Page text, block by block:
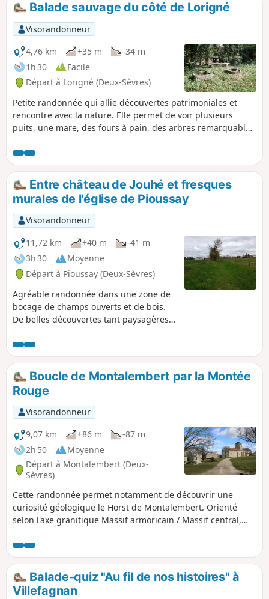
p
Balade sauvage du côté de Lorigné
Visorandonneur
4,76 km
+35 m
-34 m
1h 30
Facile
Départ à Lorigné (Deux-Sèvres)
Petite randonnée qui allie découvertes patrimoniales et
rencontre avec la nature. Elle permet de voir plusieurs
puits, une mare, des fours à pain, des arbres remarquables
Entre château de Jouhé et fresques
murales de l'église de Pioussay
Visorandonneur
11,72 km
+40 m
-41 m
3h 30
Moyenne
Départ à Pioussay (Deux-Sèvres)
Agréable randonnée dans une zone de
bocage de champs ouverts et de bois.
De belles découvertes tant paysagères
autres, le magnifique château de Jouhé
et l'église de Pioussay avec ses fresques
murales. Dans les villages traversés, de
belles demeures traditionnelles
restaurées ou en cours de restauration.
Boucle de Montalembert par la Montée
Rouge
Visorandonneur
9,07 km
+86 m
-87 m
2h 50
Moyenne
Départ à Montalembert (Deux-
Sèvres)
Cette randonnée permet notamment de découvrir une
curiosité géologique le Horst de Montalembert. Orienté
selon l'axe granitique Massif armoricain / Massif central,
remarquable (altitude 186 m) de 9 km de long et de 1 km de
large, au relief boisé et aux terres d'argiles rouges
(fabrication de tuiles, bois de châtaigniers).
Balade-quiz "Au fil de nos histoires" à
Villefagnan